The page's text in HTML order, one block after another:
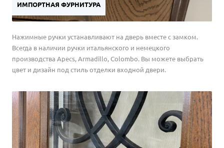
ИМПОРТНАЯ ФУРНИТУРА
Нажимные ручки устанавливают на дверь вместе с замком.
Всегда в наличии ручки итальянского и немецкого
производства Apecs, Armadillo, Colombo. Вы можете выбрать
цвет и дизайн под стиль отделки входной двери.